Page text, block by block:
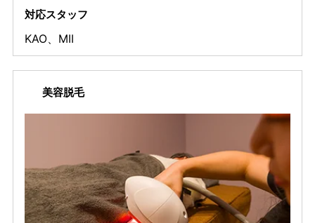
対応スタッフ
KAO、 MII
美容脱毛